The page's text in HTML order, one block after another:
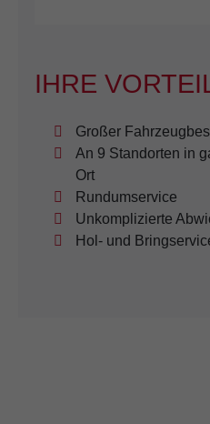
IHRE
Großer
An 9 Standorten in
Ort
Rundumservice
Unkomplizierte
Hol- und